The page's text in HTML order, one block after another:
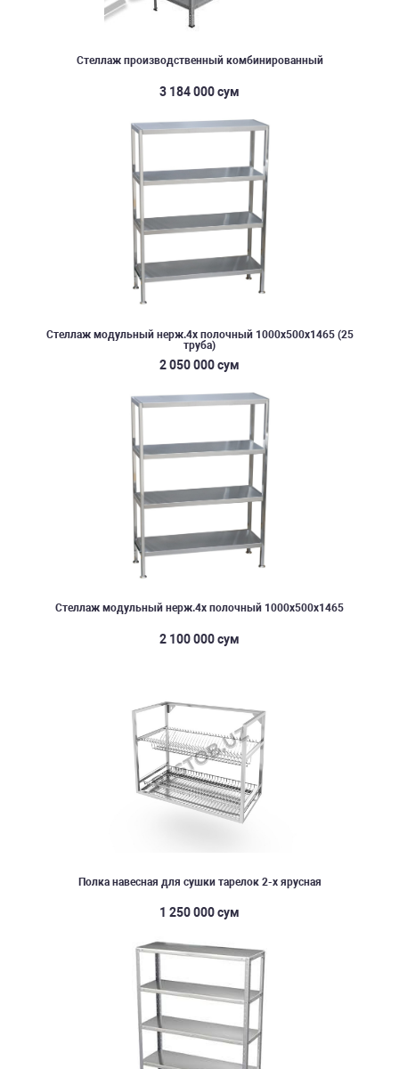
Стеллаж производственный комбинированный
3 184 000 сум
Стеллаж модульный нерж.4х полочный 1000х500х1465 (25
труба)
2 050 000 сум
Стеллаж модульный нерж.4х полочный 1000х500х1465
2 100 000 сум
Полка навесная для сушки тарелок 2-х ярусная
1 250 000 сум